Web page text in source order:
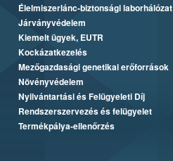
Élelmiszerlánc-biztonsági laborhálózat
Járványvédelem
Kiemelt ügyek, EUTR
Kockázatkezelés
Mezőgazdasági genetikai erőforrások
Növényvédelem
Nyilvántartási és Felügyeleti Díj
Rendszerszervezés és felügyelet
Termékpálya-ellenőrzés